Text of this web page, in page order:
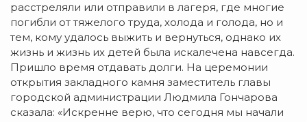
расстреляли или отправили в лагеря, где многие
погибли от тяжелого труда, холода и голода, но и
тем, кому удалось выжить и вернуться, однако их
жизнь и жизнь их детей была искалечена навсегда.
Пришло время отдавать долги. На церемонии
открытия закладного камня заместитель главы
городской администрации Людмила Гончарова
сказала: «Искренне верю, что сегодня мы начали